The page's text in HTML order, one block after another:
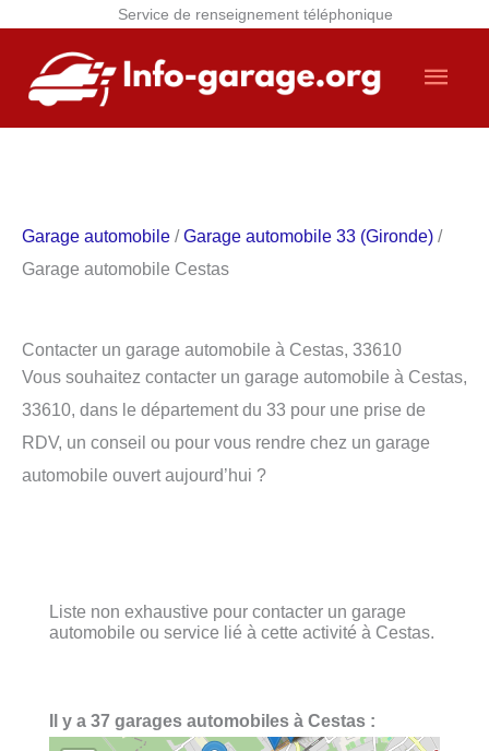
Service de renseignement téléphonique
contenu
Garage automobile /Garage automobile 33 (Gironde) /
Garage automobile Cestas
Contacter un garage automobile à Cestas, 33610
Vous souhaitez contacter un garage automobile à Cestas,
33610, dans le département du 33 pour une prise de
RDV, un conseil ou pour vous rendre chez un garage
automobile ouvert aujourd’hui ?
Liste non exhaustive pour contacter un garage
automobile ou service lié à cette activité à Cestas.
Il y a 37 garages automobiles à Cestas :